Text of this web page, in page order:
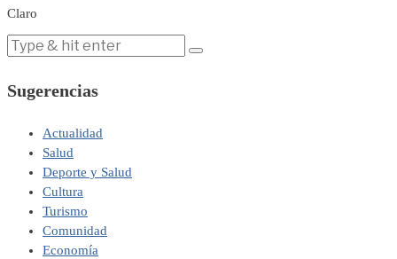
Claro
Sugerencias
Actualidad
Salud
Deporte y Salud
Cultura
Turismo
Comunidad
Economía